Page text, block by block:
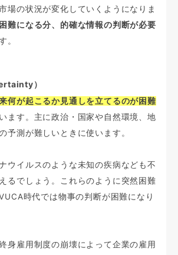
場の状況が変化していくようになりま
難になる分、的確な情報の判断が必要
。
）
何が起こるか見通しを立てるのが困難
ます。主に政治・国家や自然環境、地
予測が難しいときに使います。
ウイルスのような未知の疾病なども不
るでしょう。これらのように突然困難
時代では物事の判断が困難になり
身雇用制度の崩壊によって企業の雇用